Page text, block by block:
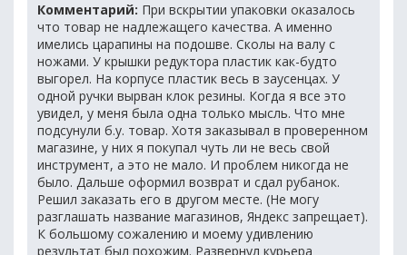
Комментарий: При вскрытии упаковки оказалось
что товар не надлежащего качества. А именно
имелись царапины на подошве. Сколы на валу с
ножами. У крышки редуктора пластик как-будто
выгорел. На корпусе пластик весь в заусенцах. У
одной ручки вырван клок резины. Когда я все это
увидел, у меня была одна только мысль. Что мне
подсунули б.у. товар. Хотя заказывал в проверенном
магазине, у них я покупал чуть ли не весь свой
инструмент, а это не мало. И проблем никогда не
было. Дальше оформил возврат и сдал рубанок.
Решил заказать его в другом месте. (Не могу
разглашать название магазинов, Яндекс запрещает).
К большому сожалению и моему удивлению
результат был похожим. Развернул курьера